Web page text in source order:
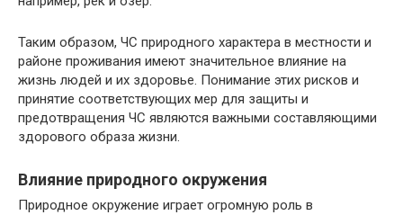
Таким образом, ЧС природного характера в местности и
районе проживания имеют значительное влияние на
жизнь людей и их здоровье. Понимание этих рисков и
принятие соответствующих мер для защиты и
предотвращения ЧС являются важными составляющими
здорового образа жизни.
Влияние природного окружения
Природное окружение играет огромную роль в